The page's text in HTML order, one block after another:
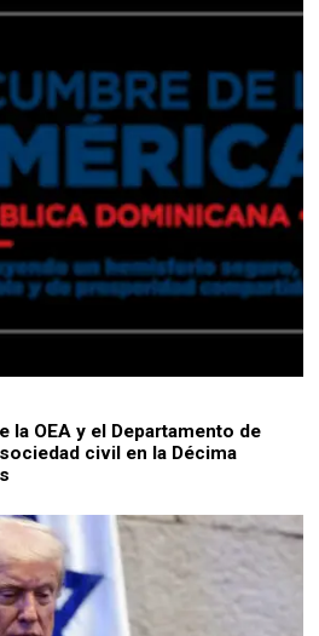
la OEA y el Departamento de
civil en la Décima